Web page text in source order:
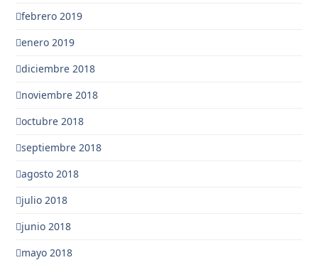
febrero 2019
enero 2019
diciembre 2018
noviembre 2018
octubre 2018
septiembre 2018
agosto 2018
julio 2018
junio 2018
mayo 2018